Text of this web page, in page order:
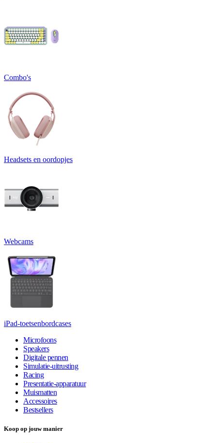
Combo's
Headsets en oordopjes
Webcams
iPad-toetsenbordcases
Microfoons
Speakers
Digitale pennen
Simulatie-uitrusting
Racing
Presentatie-apparatuur
Muismatten
Accessoires
Bestsellers
Koop op jouw manier